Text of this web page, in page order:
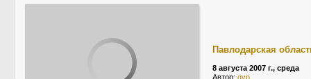
Павлодарская
8 августа 2007 г., среда
Автор: gvp